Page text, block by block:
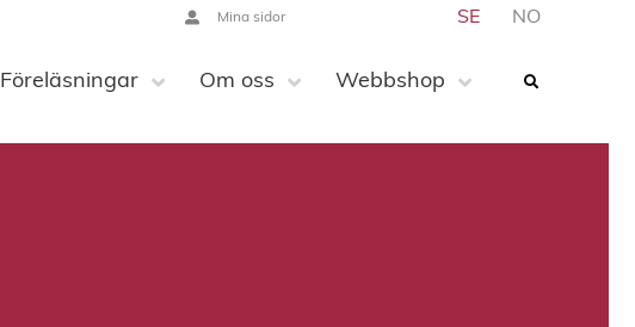
Mina sidor SE NO
Föreläsningar Om oss Webbshop